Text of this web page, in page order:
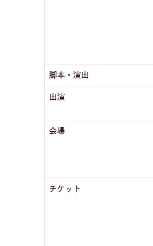
脚本・演出
出演
会場
チケット